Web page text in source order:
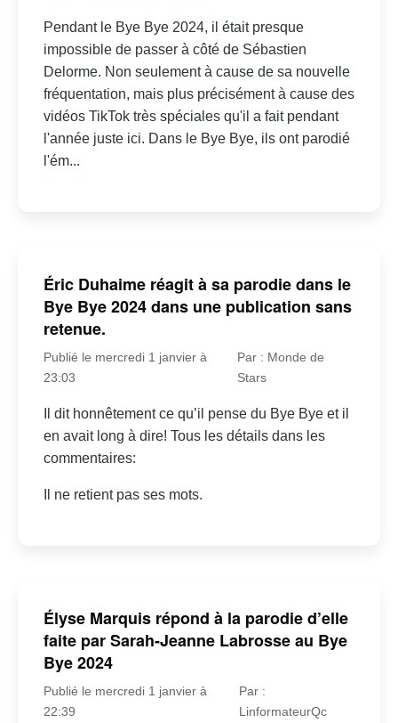
Pendant le Bye Bye 2024, il était presque
impossible de passer à côté de Sébastien
Delorme. Non seulement à cause de sa nouvelle
fréquentation, mais plus précisément à cause des
vidéos TikTok très spéciales qu'il a fait pendant
l'année juste ici. Dans le Bye Bye, ils ont parodié
l'ém...
Éric Duhaime réagit à sa parodie dans le
Bye Bye 2024 dans une publication sans
retenue.
Publié le mercredi 1 janvier à
23:03
Par : Monde de
Stars
Il dit honnêtement ce qu’il pense du Bye Bye et il
en avait long à dire! Tous les détails dans les
commentaires:
Il ne retient pas ses mots.
Élyse Marquis répond à la parodie d’elle
faite par Sarah-Jeanne Labrosse au Bye
Bye 2024
Publié le mercredi 1 janvier à
22:39
Par :
LinformateurQc